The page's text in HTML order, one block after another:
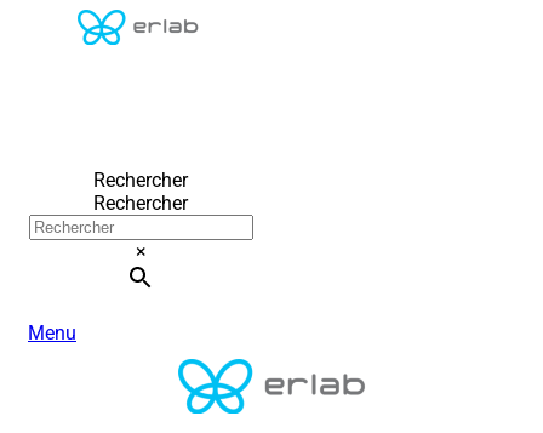
Rechercher
Rechercher
×
Menu